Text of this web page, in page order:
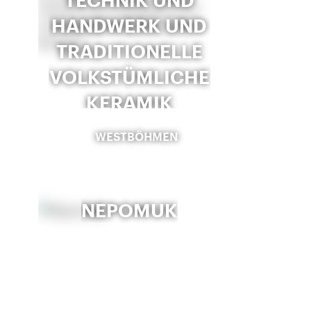
HANDWERK UND
TRADITIONELLE
VOLKSTÜMLICHE
KERAMIK
WESTBÖHMEN
NEPOMUK